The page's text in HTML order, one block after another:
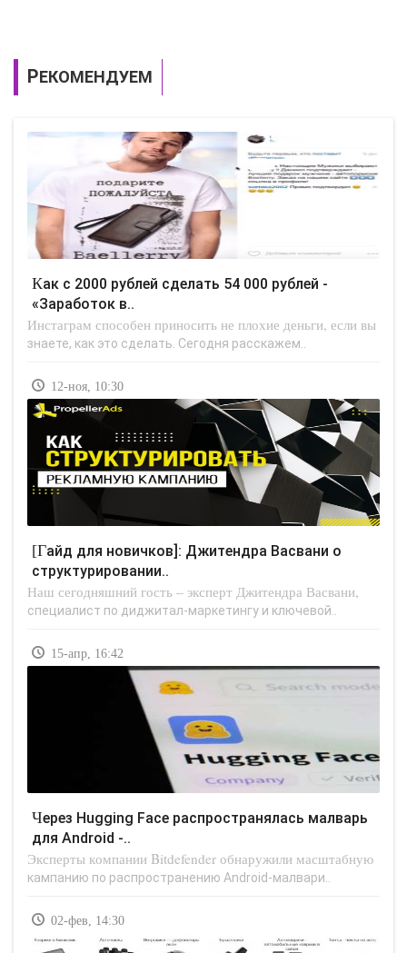
РЕКОМЕНДУЕМ
Как с 2000 рублей сделать 54 000 рублей -
«Заработок в..
Инстаграм способен приносить не плохие деньги, если вы
знаете, как это сделать. Сегодня расскажем..
12-ноя, 10:30
[Гайд для новичков]: Джитендра Васвани о
структурировании..
Наш сегодняшний гость – эксперт Джитендра Васвани,
специалист по диджитал-маркетингу и ключевой..
15-апр, 16:42
Через Hugging Face распространялась малварь
для Android -..
Эксперты компании Bitdefender обнаружили масштабную
кампанию по распространению Android-малвари..
02-фев, 14:30